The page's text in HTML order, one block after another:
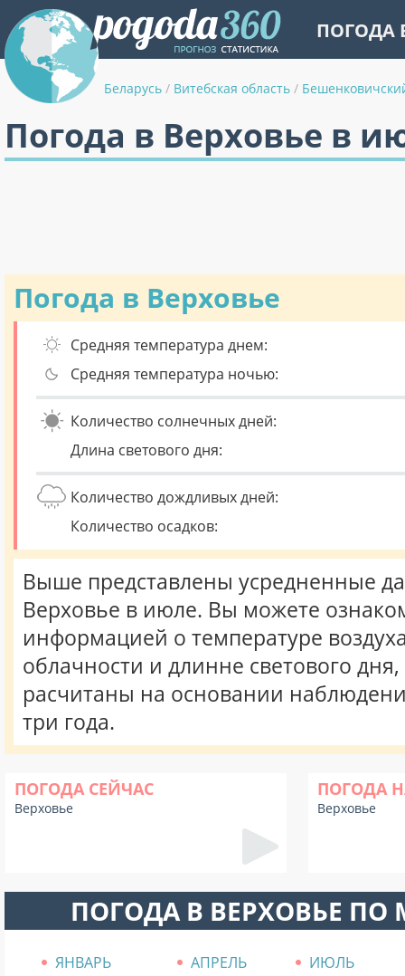
ПОГОДА
Беларусь / Витебская область /
Погода в Верховье в
Погода в Верховье
Средняя температура днем:
Средняя температура ночью:
Количество солнечных дней:
Длина светового дня:
Количество дождливых дней:
Количество осадков:
Выше представлены усредненные
Верховье в июле. Вы можете
информацией о температуре
облачности и длинне светового
расчитаны на основании
три года.
ПОГОДА СЕЙЧАС
Верховье
ПОГОДА
Верховье
ПОГОДА В ВЕРХОВЬЕ ПО
ЯНВАРЬ АПРЕЛЬ
ИЮЛЬ